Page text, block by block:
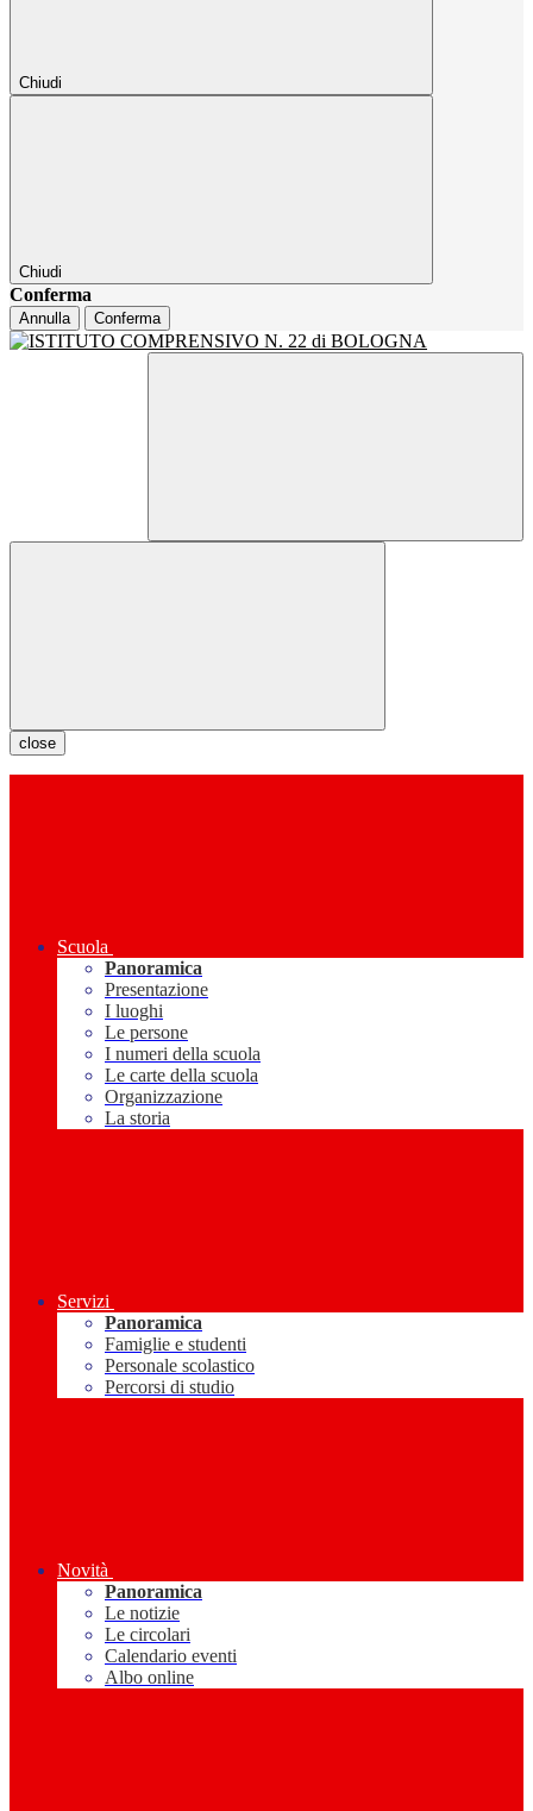
Chiudi
Chiudi
Conferma
Annulla Conferma
close
Scuola
Panoramica
Presentazione
I luoghi
Le persone
I numeri della scuola
Le carte della scuola
Organizzazione
La storia
Servizi
Panoramica
Famiglie e studenti
Personale scolastico
Percorsi di studio
Novità
Panoramica
Le notizie
Le circolari
Calendario eventi
Albo online